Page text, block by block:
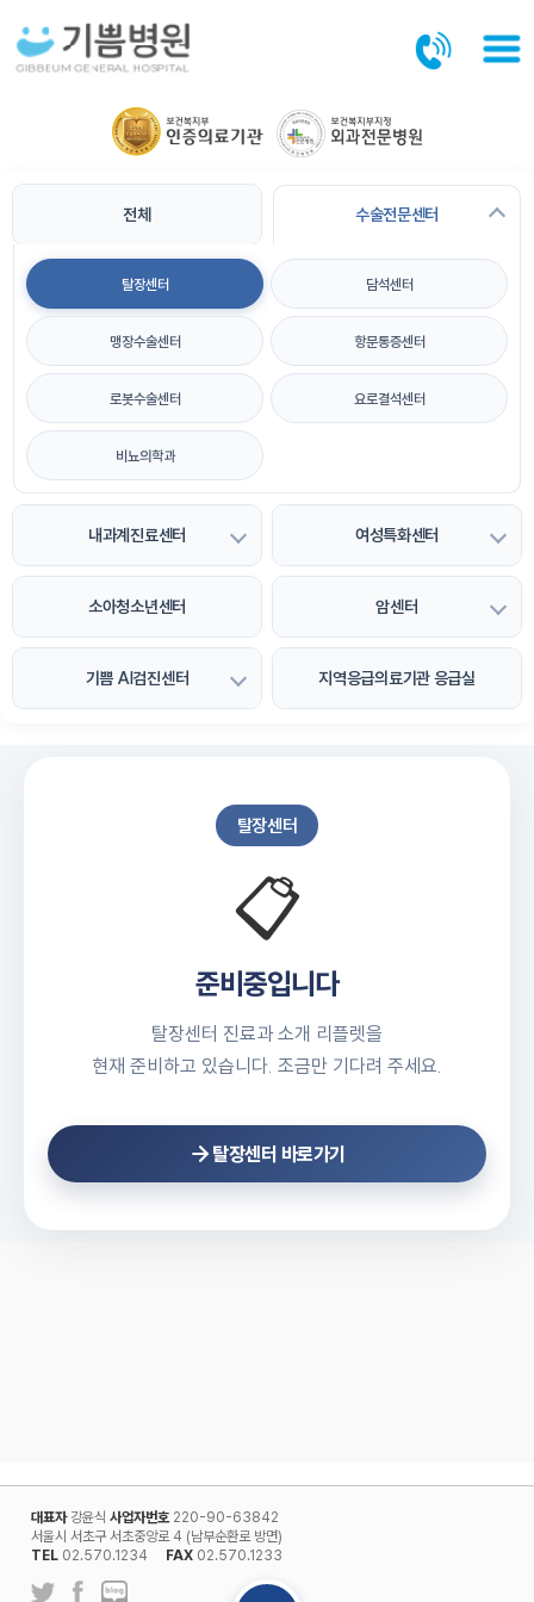
전체 수술전문센터
탈장센터 담석센터
맹장수술센터 항문통증센터
로봇수술센터 요로결석센터
비뇨의학과
내과계진료센터 여성특화센터
소아청소년센터 암센터
기쁨 AI검진센터 지역응급의료기관 응급실
탈장센터
📋
준비중입니다
탈장센터 진료과 소개 리플렛을
현재 준비하고 있습니다. 조금만 기다려 주세요.
탈장센터 바로가기
대표자강윤식 사업자번호220-90-63842
서울시 서초구 서초중앙로 4 (남부순환로 방면)
TEL 02.570.1234 FAX 02.570.1233